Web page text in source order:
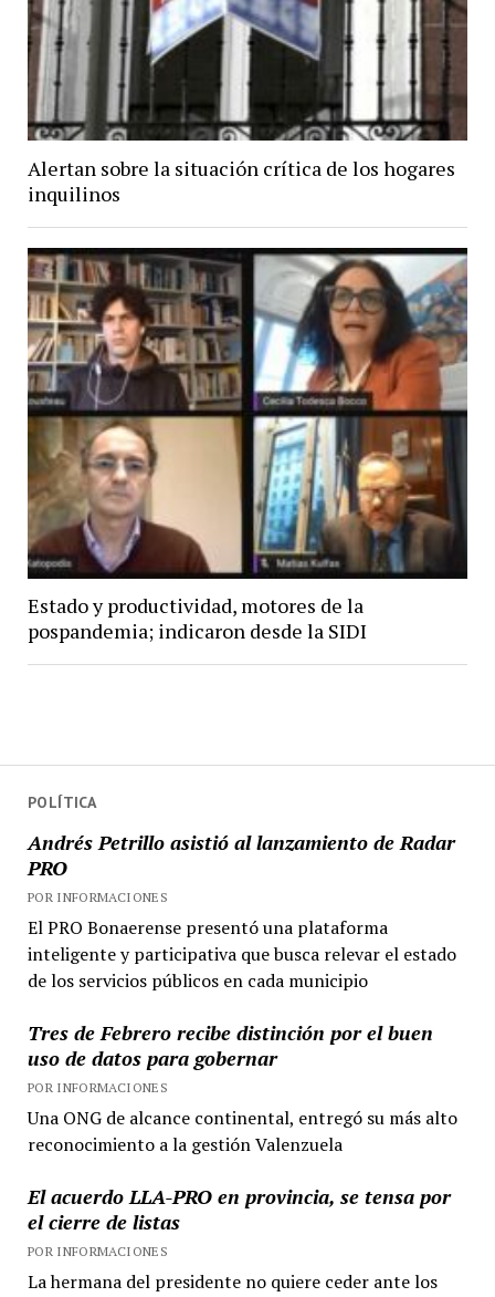
POLÍTICA
Andrés Petrillo asistió al lanzamiento de Radar
PRO
POR INFORMACIONES
El PRO Bonaerense presentó una plataforma
inteligente y participativa que busca relevar el estado
de los servicios públicos en cada municipio
Tres de Febrero recibe distinción por el buen
uso de datos para gobernar
POR INFORMACIONES
Una ONG de alcance continental, entregó su más alto
reconocimiento a la gestión Valenzuela
El acuerdo LLA-PRO en provincia, se tensa por
el cierre de listas
POR INFORMACIONES
La hermana del presidente no quiere ceder ante los
Alertan sobre la situación crítica de los hogares
inquilinos
Estado y productividad, motores de la
pospandemia; indicaron desde la SIDI